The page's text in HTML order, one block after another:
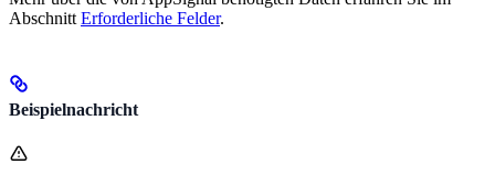
Abschnitt Erforderliche Felder.
Beispielnachricht